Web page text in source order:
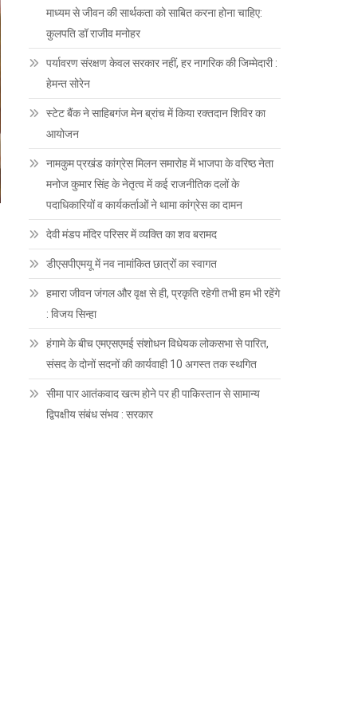
माध्यम से जीवन की सार्थकता को साबित करना होना चाहिए:
कुलपति डॉ राजीव मनोहर
पर्यावरण संरक्षण केवल सरकार नहीं, हर नागरिक की जिम्मेदारी :
हेमन्त सोरेन
स्टेट बैंक ने साहिबगंज मेन ब्रांच में किया रक्तदान शिविर का
आयोजन
नामकुम प्रखंड कांग्रेस मिलन समारोह में भाजपा के वरिष्ठ नेता
मनोज कुमार सिंह के नेतृत्व में कई राजनीतिक दलों के
पदाधिकारियों व कार्यकर्ताओं ने थामा कांग्रेस का दामन
देवी मंडप मंदिर परिसर में व्यक्ति का शव बरामद
डीएसपीएमयू में नव नामांकित छात्रों का स्वागत
हमारा जीवन जंगल और वृक्ष से ही, प्रकृति रहेगी तभी हम भी रहेंगे
: विजय सिन्हा
हंगामे के बीच एमएसएमई संशोधन विधेयक लोकसभा से पारित,
संसद के दोनों सदनों की कार्यवाही 10 अगस्त तक स्थगित
सीमा पार आतंकवाद खत्म होने पर ही पाकिस्तान से सामान्य
द्विपक्षीय संबंध संभव : सरकार